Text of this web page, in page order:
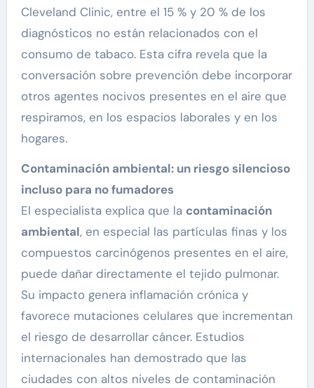
Cleveland Clinic, entre el 15 % y 20 % de los
diagnósticos no están relacionados con el
consumo de tabaco. Esta cifra revela que la
conversación sobre prevención debe incorporar
otros agentes nocivos presentes en el aire que
respiramos, en los espacios laborales y en los
hogares.
Contaminación ambiental: un riesgo silencioso
incluso para no fumadores
El especialista explica que la contaminación
ambiental, en especial las partículas finas y los
compuestos carcinógenos presentes en el aire,
puede dañar directamente el tejido pulmonar.
Su impacto genera inflamación crónica y
favorece mutaciones celulares que incrementan
el riesgo de desarrollar cáncer. Estudios
internacionales han demostrado que las
ciudades con altos niveles de contaminación